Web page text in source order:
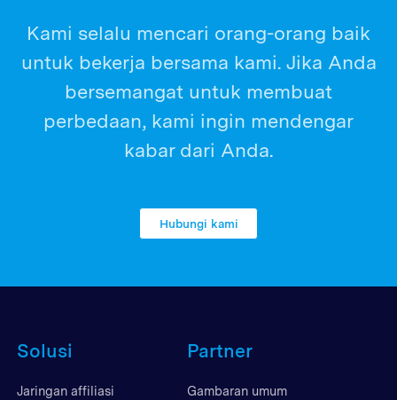
Kami selalu mencari orang-orang baik
untuk bekerja bersama kami. Jika Anda
bersemangat untuk membuat
perbedaan, kami ingin mendengar
kabar dari Anda.
Hubungi kami
Solusi
Jaringan affiliasi
Partner
Gambaran umum